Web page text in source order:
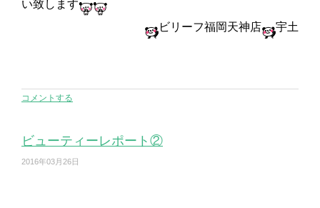
い致します
ビリーフ福岡天神店
宇土
コメントする
ビューティーレポート②
2016年03月26日